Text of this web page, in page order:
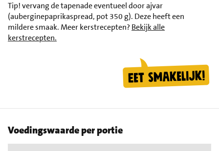
Tip!vervang de tapenade eventueel door ajvar
(auberginepaprikaspread, pot 350 g). Deze heeft een
mildere smaak. Meer kerstrecepten? Bekijk alle
kerstrecepten.
Voedingswaarde per portie